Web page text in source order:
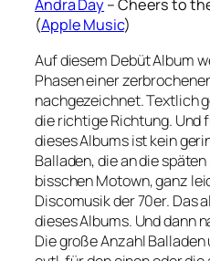
Andra Day– Cheers to
(Apple Music)
Auf diesem Debüt Album
Phasen einer
nachgezeichnet. Textlich
die richtige Richtung. Und
dieses Albums ist kein
Balladen, die an die
bisschen Motown, ganz
Discomusik der 70er. Das
dieses Albums. Und dann
Die große Anzahl Balladen